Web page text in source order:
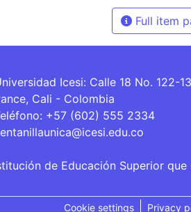
Full item
Icesi: Calle 18 No. 122-
Cali - Colombia
+57 (602) 555 2334
de Educación Superior
Cookie settings Privacy